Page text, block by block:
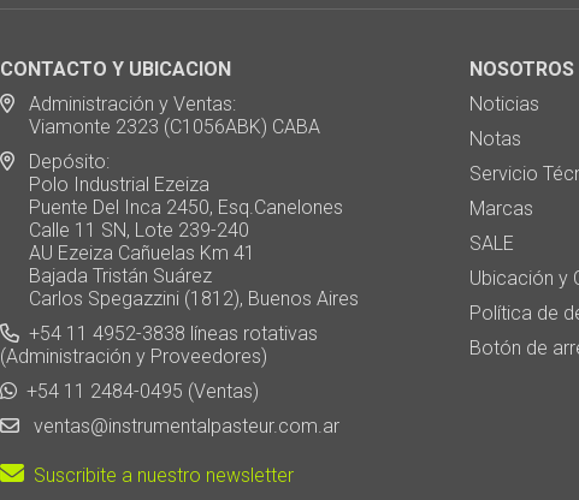
CONTACTO Y UBICACION
Administración y Ventas:
Viamonte 2323 (C1056ABK) CABA
Depósito:
Polo Industrial Ezeiza
Puente Del Inca 2450, Esq.Canelones
Calle 11 SN, Lote 239-240
AU Ezeiza Cañuelas Km 41
Bajada Tristán Suárez
Carlos Spegazzini (1812), Buenos Aires
+54 11 4952-3838 líneas rotativas
(Administración y Proveedores)
+54 11 2484-0495 (Ventas)
ventas@instrumentalpasteur.com.ar
Suscribite a nuestro newsletter
NOSOTROS
Noticias
Notas
Servicio
Marcas
SALE
Ubicación y
Política de
Botón de